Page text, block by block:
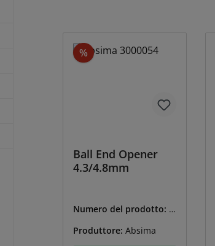
% Sconto
Ball End Opener
4.3/4.8mm
Numero del prodotto: A
Produttore: Absima